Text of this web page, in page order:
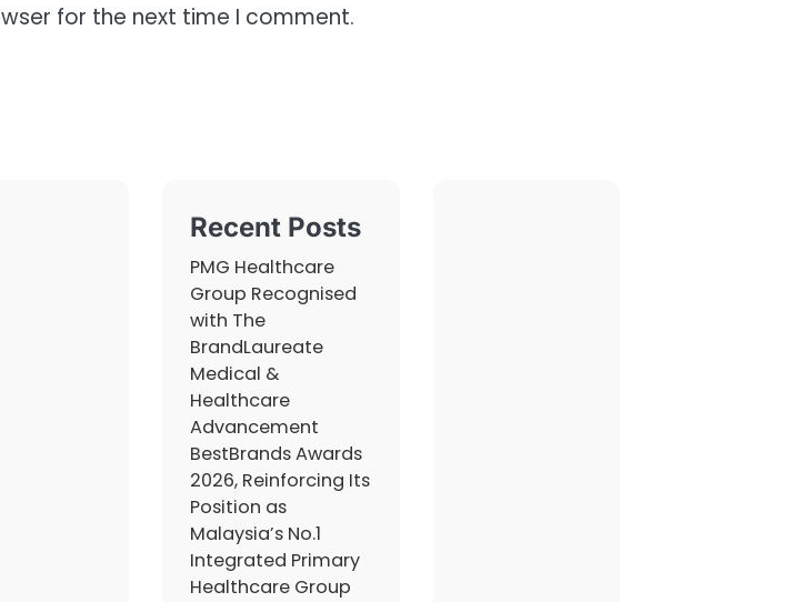
for the next time I comment.
Recent Posts
PMG Healthcare
Group Recognised
with The
BrandLaureate
Medical &
Healthcare
Advancement
BestBrands Awards
2026, Reinforcing Its
Position as
Malaysia’s No.1
Integrated Primary
Healthcare Group